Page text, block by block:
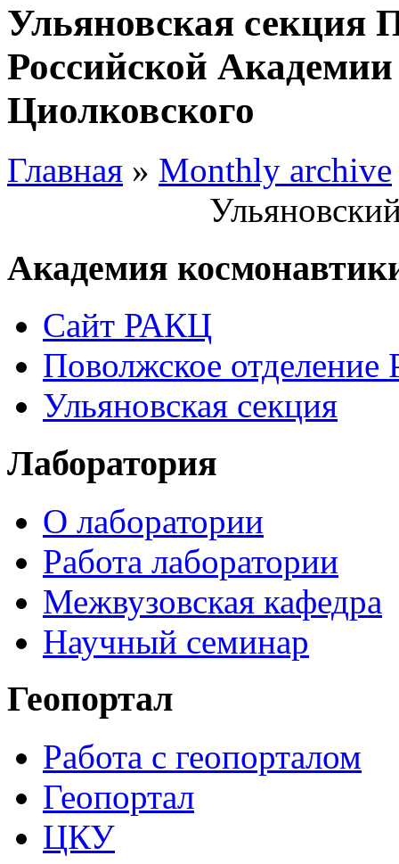
Ульяновская секция
Российской
Циолковского
Главная » Monthly archive
Академия
Сайт РАКЦ
Поволжское
Ульяновская секция
Лаборатория
О лаборатории
Работа лаборатории
Межвузовская кафедра
Научный семинар
Геопортал
Работа с геопорталом
Геопортал
ЦКУ